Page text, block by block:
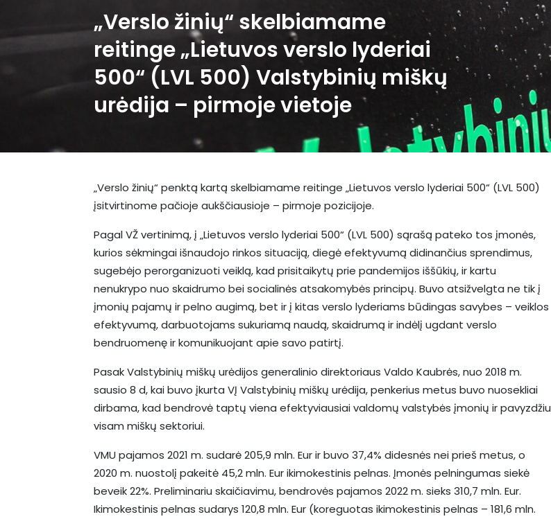
„Verslo žinių“ skelbiamame
reitinge „Lietuvos verslo lyderiai
500“ (LVL 500) Valstybinių miškų
urėdija – pirmoje vietoje
„Verslo žinių“ penktą kartą skelbiamame reitinge „Lietuvos verslo lyderiai 500“ (LVL 500)
įsitvirtinome pačioje aukščiausioje – pirmoje pozicijoje.
Pagal VŽ vertinimą, į „Lietuvos verslo lyderiai 500“ (LVL 500) sąrašą pateko tos įmonės,
kurios sėkmingai išnaudojo rinkos situaciją, diegė efektyvumą didinančius sprendimus,
sugebėjo perorganizuoti veiklą, kad prisitaikytų prie pandemijos iššūkių, ir kartu
nenukrypo nuo skaidrumo bei socialinės atsakomybės principų. Buvo atsižvelgta ne tik į
įmonių pajamų ir pelno augimą, bet ir į kitas verslo lyderiams būdingas savybes – veiklos
efektyvumą, darbuotojams sukuriamą naudą, skaidrumą ir indėlį ugdant verslo
bendruomenę ir komunikuojant apie savo patirtį.
Pasak Valstybinių miškų urėdijos generalinio direktoriaus Valdo Kaubrės, nuo 2018 m.
sausio 8 d, kai buvo įkurta VĮ Valstybinių miškų urėdija, penkerius metus buvo nuosekliai
dirbama, kad bendrovė taptų viena efektyviausiai valdomų valstybės įmonių ir pavyzdžiu
visam miškų sektoriui.
VMU pajamos 2021 m. sudarė 205,9 mln. Eur ir buvo 37,4% didesnės nei prieš metus, o
2020 m. nuostolį pakeitė 45,2 mln. Eur ikimokestinis pelnas. Įmonės pelningumas siekė
beveik 22%. Preliminariu skaičiavimu, bendrovės pajamos 2022 m. sieks 310,7 mln. Eur.
Ikimokestinis pelnas sudarys 120,8 mln. Eur (koreguotas ikimokestinis pelnas – 181,6 mln.